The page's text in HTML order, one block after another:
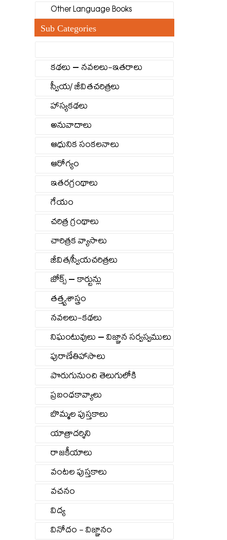
Other Language Books
Sub Categories
కథలు – నవలలు-ఇతరాలు
స్వీయ/ జీవితచరిత్రలు
హాస్యకథలు
అనువాదాలు
ఆధునిక సంకలనాలు
ఆరోగ్యం
ఇతరగ్రంథాలు
గేయం
చరిత్ర గ్రంథాలు
చారిత్రక వ్యాసాలు
జీవిత/స్వీయచరిత్రలు
జోక్స్ – కార్టున్లు
తత్త్వశాస్త్రం
నవలలు-కథలు
నిఘంటువులు – విజ్ఞాన సర్వస్వములు
పురాణేతిహాసాలు
పొరుగునుంచి తెలుగులోకి
ప్రబంధకావ్యాలు
బొమ్మల పుస్తకాలు
యాత్రాదర్శిని
రాజకీయాలు
వంటల పుస్తకాలు
వచనం
విద్య
వినోదం - విజ్ఞానం